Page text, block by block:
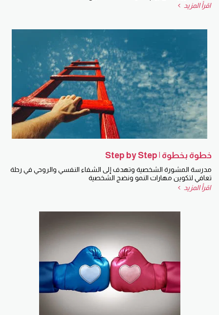
اقرأ المزيد
خطوة بخطوة | Step by Step
مدرسة المشورة الشخصية وتهدف إلى الشفاء النفسي والروحي في رحلة
تعافي لتكوين مهارات النمو ونضج الشخصية
اقرأ المزيد